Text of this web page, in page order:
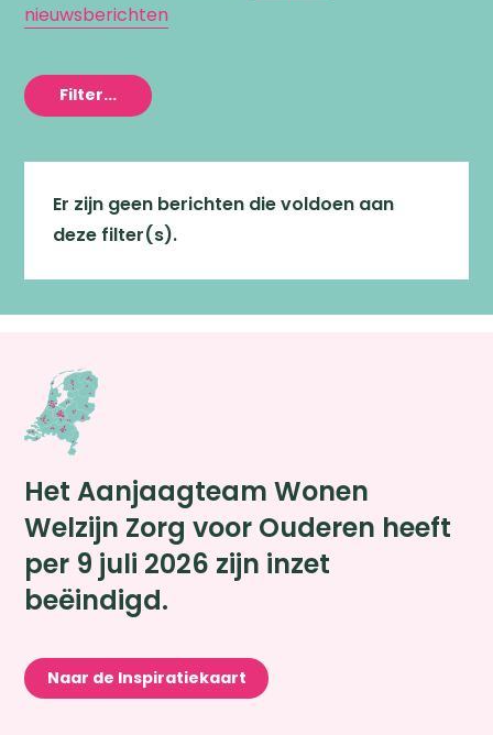
nieuwsberichten
Filter...
Er zijn geen berichten die voldoen aan
deze filter(s).
Het Aanjaagteam Wonen
Welzijn Zorg voor Ouderen heeft
per 9 juli 2026 zijn inzet
beëindigd.
Naar de Inspiratiekaart